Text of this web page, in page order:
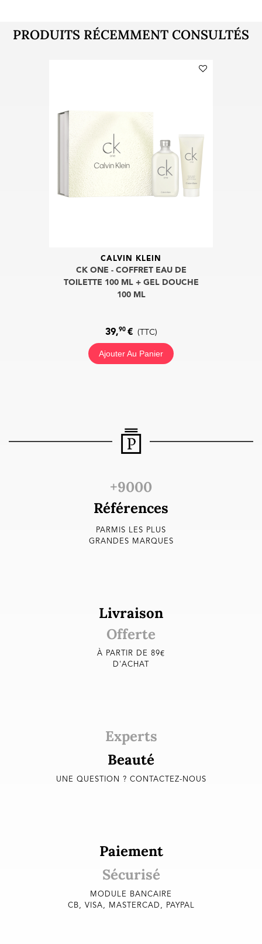
PRODUITS RÉCEMMENT CONSULTÉS
CALVIN KLEIN
CK ONE - COFFRET EAU DE
TOILETTE 100 ML + GEL DOUCHE
100 ML
39,90 € (TTC)
Ajouter Au Panier
+9000
Références
PARMIS LES PLUS
GRANDES MARQUES
Livraison
Offerte
À PARTIR DE 89€
D'ACHAT
Experts
Beauté
UNE QUESTION ? CONTACTEZ-NOUS
Paiement
Sécurisé
MODULE BANCAIRE
CB, VISA, MASTERCAD, PAYPAL